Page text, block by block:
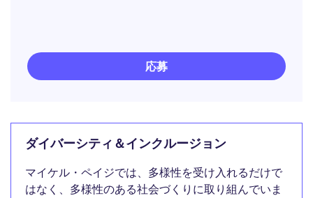
応募
ダイバーシティ＆インクルージョン
マイケル・ペイジでは、多様性を受け入れるだけで
はなく、多様性のある社会づくりに取り組んでいま